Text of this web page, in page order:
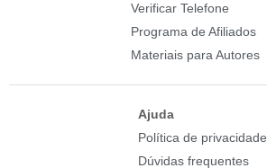
Verificar Telefone
Programa de Afiliados
Materiais para Autores
Ajuda
Política de privacidade
Dúvidas frequentes